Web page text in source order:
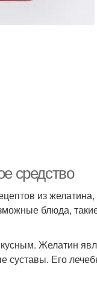
средство
из
блюда,
Желатин
суставы. Его